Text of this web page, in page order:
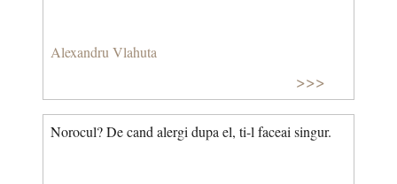
Alexandru Vlahuta
>>>
Norocul? De cand alergi dupa el, ti-l faceai singur.